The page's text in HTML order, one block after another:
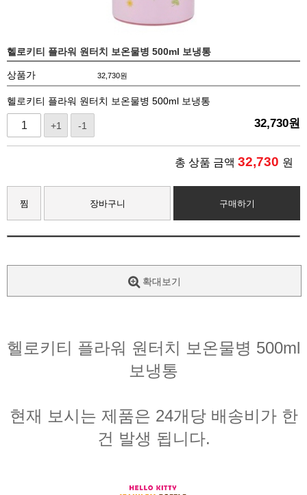
헬로키티 플라워 원터치 보온물병 500ml 보냉통
상품가 32,730원
헬로키티 플라워 원터치 보온물병 500ml 보냉통
+1 -1 32,730원
총 상품 금액 32,730 원
찜 장바구니 구매하기
확대보기
헬로키티 플라워 원터치 보온물병 500ml
보냉통
현재 보시는 제품은 24개당 배송비가 한
건 발생 됩니다.